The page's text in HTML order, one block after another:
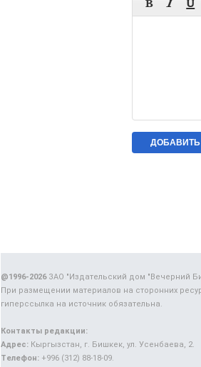
  
@1996-2026ЗАО "Издательский дом "Вечерний
При размещении материалов на сторонних
гиперссылка на источник обязательна.
Контакты редакции:
Адрес: Кыргызстан, г. Бишкек, ул. Усенбаева, 2.
Телефон: +996 (312) 88-18-09.